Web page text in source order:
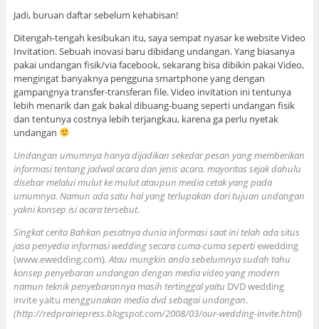
Jadi, buruan daftar sebelum kehabisan!
Ditengah-tengah kesibukan itu, saya sempat nyasar ke website Video
Invitation. Sebuah inovasi baru dibidang undangan. Yang biasanya
pakai undangan fisik/via facebook, sekarang bisa dibikin pakai Video,
mengingat banyaknya pengguna smartphone yang dengan
gampangnya transfer-transferan file. Video invitation ini tentunya
lebih menarik dan gak bakal dibuang-buang seperti undangan fisik
dan tentunya costnya lebih terjangkau, karena ga perlu nyetak
undangan
Undangan umumnya hanya dijadikan sekedar pesan yang memberikan
informasi tentang jadwal acara dan jenis acara. mayoritas sejak dahulu
disebar melalui mulut ke mulut ataupun media cetak yang pada
umumnya. Namun ada satu hal yang terlupakan dari tujuan undangan
yakni konsep isi acara tersebut.
Singkat cerita Bahkan pesatnya dunia informasi saat ini telah ada situs
jasa penyedia informasi wedding secara cuma-cuma sepertiewedding
(www.ewedding.com). Atau mungkin anda sebelumnya sudah tahu
konsep penyebaran undangan dengan media video yang modern
namun teknik penyebarannya masih tertinggal yaitu DVD wedding
invite yaitu menggunakan media dvd sebagai undangan.
(http://redprairiepress.blogspot.com/2008/03/our-wedding-invite.html)